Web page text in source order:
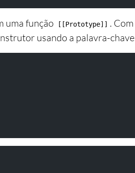
uma função [[Prototype]] . Com
usando a palavra-chave